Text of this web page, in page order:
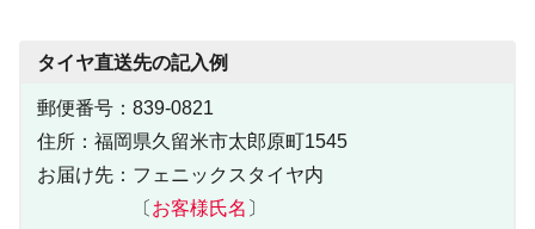
タイヤ直送先の記入例
郵便番号：839-0821
住所：福岡県久留米市太郎原町1545
お届け先：フェニックスタイヤ内
〔 お客様氏名 〕